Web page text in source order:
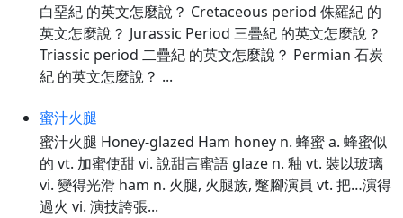
白堊紀 的英文怎麼說？ Cretaceous period 侏羅紀 的
英文怎麼說？ Jurassic Period 三疊紀 的英文怎麼說？
Triassic period 二疊紀 的英文怎麼說？ Permian 石炭
紀 的英文怎麼說？ ...
蜜汁火腿
蜜汁火腿 Honey-glazed Ham honey n. 蜂蜜 a. 蜂蜜似
的 vt. 加蜜使甜 vi. 說甜言蜜語 glaze n. 釉 vt. 裝以玻璃
vi. 變得光滑 ham n. 火腿, 火腿族, 蹩腳演員 vt. 把…演得
過火 vi. 演技誇張...